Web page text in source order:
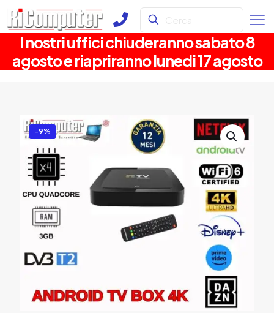
I nostri uffici chiuderanno sabato 8
agosto e riapriranno lunedi 17 agosto
-9%